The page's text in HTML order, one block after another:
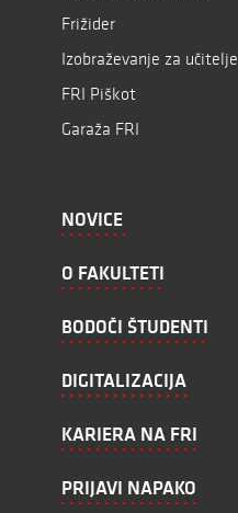
Frižider
Izobraževanje za učitelje
FRI Piškot
Garaža FRI
NOVICE
O FAKULTETI
BODOČI ŠTUDENTI
DIGITALIZACIJA
KARIERA NA FRI
PRIJAVI NAPAKO